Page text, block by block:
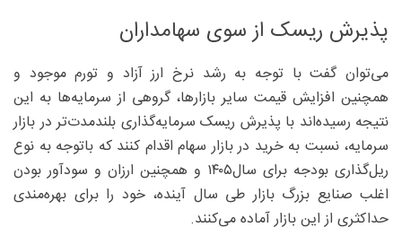
پذیرش ریسک از سوی سهامداران
می‌توان گفت با توجه به رشد نرخ ارز آزاد و تورم موجود و
همچنین افزایش قیمت سایر بازارها، گروهی از سرمایه‌ها به این
نتیجه رسیده‌اند با پذیرش ریسک سرمایه‌گذاری بلندمدت‌تر در بازار
سرمایه، نسبت به خرید در بازار سهام اقدام کنند که باتوجه به نوع
ریل‌گذاری بودجه برای سال۱۴۰۵ و همچنین ارزان و سودآور بودن
اغلب صنایع بزرگ بازار طی سال آینده، خود را برای بهره‌مندی
حداکثری از این بازار آماده می‌کنند.